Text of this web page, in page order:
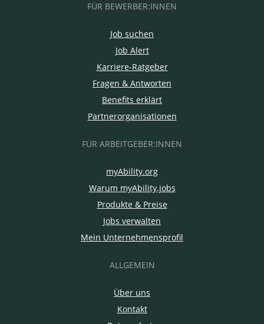
FÜR BEWERBER:INNEN
Job suchen
Job Alert
Karriere-Ratgeber
Fragen & Antworten
Benefits erklärt
Partnerorganisationen
FÜR ARBEITGEBER:INNEN
myAbility.org
Warum myAbility.jobs
Produkte & Preise
Jobs verwalten
Mein Unternehmensprofil
ALLGEMEIN
Über uns
Kontakt